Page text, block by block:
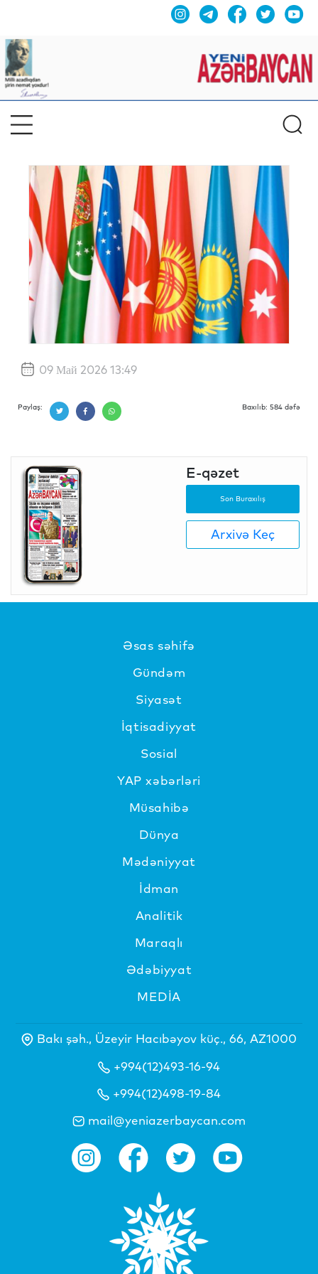
09 Май 2026 13:49
Paylaş: Baxılıb: 584 dəfə
E-qəzet
Son Buraxılış
Arxivə Keç
Əsas səhifə
Gündəm
Siyasət
İqtisadiyyat
Sosial
YAP xəbərləri
Müsahibə
Dünya
Mədəniyyat
İdman
Analitik
Maraqlı
Ədəbiyyat
MEDİA
Bakı şəh., Üzeyir Hacıbəyov küç., 66, AZ1000
+994(12)493-16-94
+994(12)498-19-84
mail@yeniazerbaycan.com